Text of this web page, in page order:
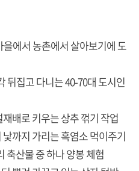
에서 농촌에서 살아보기에 도
뒤집고 다니는 40-70대 도시인
배로 키우는 상추 꺾기 작업
까지 가리는 흑염소 먹이주기
축산물 중 하나 양봉 체험